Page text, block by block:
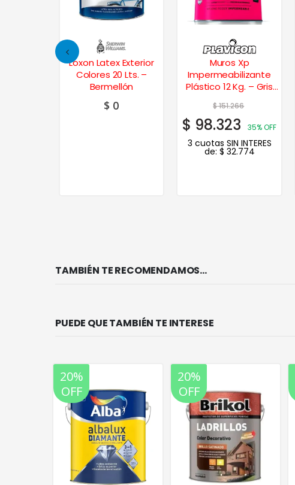
Loxon Latex Exterior
Colores 20 Lts. –
Bermellón
$ 0
Muros Xp
Impermeabilizante
Plástico 12 Kg. – Gris
$151.266
$ 98.323 35% OFF
3 cuotas SIN INTERES
de: $ 32.774
TAMBIÉN TE RECOMENDAMOS…
PUEDE QUE TAMBIÉN TE INTERESE
20%
OFF
20%
OFF